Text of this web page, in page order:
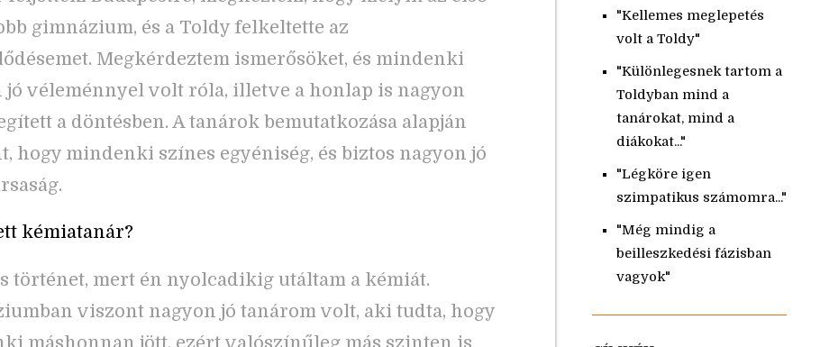
gimnázium, és a Toldy felkeltette az
Megkérdeztem ismerősöket, és mindenki
jó véleménnyel volt róla, illetve a honlap is nagyon
a döntésben. A tanárok bemutatkozása alapján
hogy mindenki színes egyéniség, és biztos nagyon jó
kémiatanár?
történet, mert én nyolcadikig utáltam a kémiát.
viszont nagyon jó tanárom volt, aki tudta, hogy
máshonnan jött, ezért valószínűleg más szinten is
"Kellemes meglepetés
volt a Toldy"
"Különlegesnek tartom a
Toldyban mind a
tanárokat, mind a
diákokat..."
"Légköre igen
szimpatikus számomra..."
"Még mindig a
beilleszkedési fázisban
vagyok"